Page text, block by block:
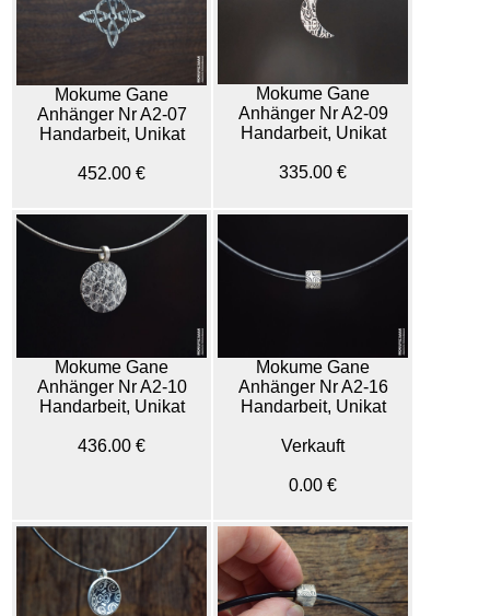
Mokume Gane
Anhänger Nr A2-07
Handarbeit, Unikat
452.00 €
Mokume Gane
Anhänger Nr A2-09
Handarbeit, Unikat
335.00 €
Mokume Gane
Anhänger Nr A2-10
Handarbeit, Unikat
436.00 €
Mokume Gane
Anhänger Nr A2-16
Handarbeit, Unikat
Verkauft
0.00 €